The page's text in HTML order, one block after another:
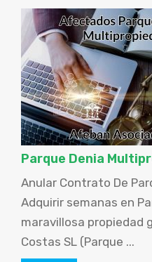
Parque Denia
Anular Contrato De
Adquirir semanas en
maravillosa propiedad
Costas SL (Parque ...